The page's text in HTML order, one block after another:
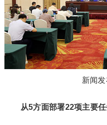
新闻
从5方面部署22项主要